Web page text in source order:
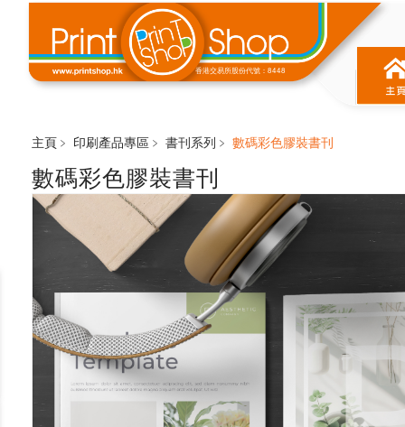
香港交易所股份代號：8448
主頁﹥ 印刷產品專區 ﹥ 書刊系列 ﹥ 數碼彩色膠裝書刊
數碼彩色膠裝書刊